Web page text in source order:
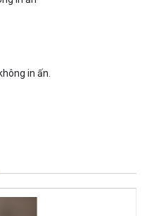
in ấn.